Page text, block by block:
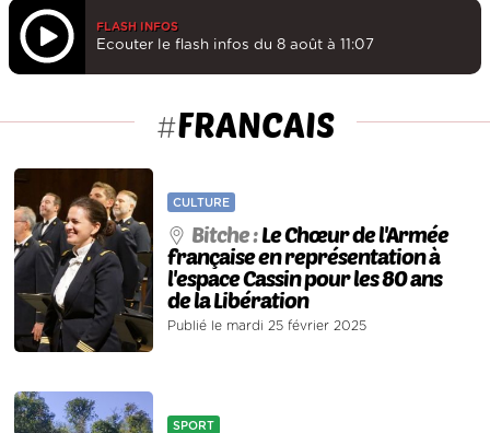
FLASH INFOS
Ecouter le flash infos du 8 août à 11:07
#FRANCAIS
CULTURE
Bitche :Le Chœur de l'Armée
française en représentation à
l'espace Cassin pour les 80 ans
de la Libération
Publié le mardi 25 février 2025
SPORT